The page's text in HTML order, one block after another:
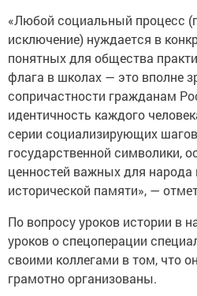
«Любой социальный процесс
исключение) нуждается в
понятных для общества
флага в школах — это вполне
сопричастности гражданам
идентичность каждого
серии социализирующих
государственной символики,
ценностей важных для народа
исторической памяти», —
По вопросу уроков истории в
уроков о спецоперации
своими коллегами в том, что
грамотно организованы.